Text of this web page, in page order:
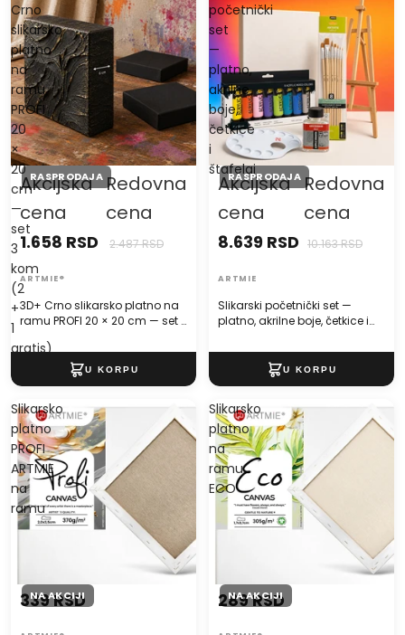
Crno
slikarsko
platno
na
ramu
PROFI
20
×
20
cm
—
set
3
kom
(2
+
1
gratis)
RASPRODAJA
3D+ Crno slikarsko platno na
ramu PROFI 20 × 20 cm — set 3
Akcijska
cena
1.658 RSD
Redovna
cena
2.487 RSD
ARTMIE®
početnički
set
—
platno,
akrilne
boje,
četkice
i
štafelaj
RASPRODAJA
Slikarski početnički set —
platno, akrilne boje, četkice i
Akcijska
cena
8.639 RSD
Redovna
cena
10.163 RSD
ARTMIE
Slikarsko
platno
PROFI
ARTMIE
na
ramu
NA AKCIJI
339 RSD
Slikarsko
platno
na
ramu
ECO
NA AKCIJI
289 RSD